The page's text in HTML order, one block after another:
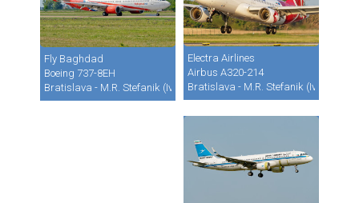
Fly Baghdad
Boeing 737-8EH
Bratislava - M.R. Stefanik (Ivanka) (BTS / LZIB)
Electra Airlines
Airbus A320-214
Bratislava - M.R. Stefanik (Ivanka)